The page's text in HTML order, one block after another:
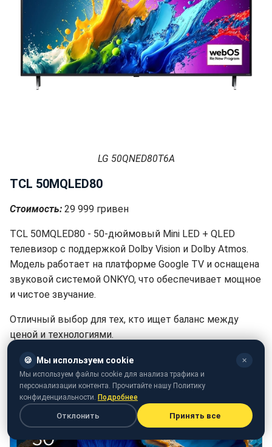
LG 50QNED80T6A
TCL 50MQLED80
Стоимость: 29 999 гривен
TCL 50MQLED80 - 50-дюймовый Mini LED + QLED
телевизор с поддержкой Dolby Vision и Dolby Atmos.
Модель работает на платформе Google TV и оснащена
звуковой системой ONKYO, что обеспечивает мощное
и чистое звучание.
Отличный выбор для тех, кто ищет баланс между
ценой и технологиями.
🍪 Мы используем cookie ✕
Мы используем файлы cookie для анализа трафика и
персонализации контента. Прочитайте нашу Политику
конфиденциальности. Подробнее
Отклонить Принять все